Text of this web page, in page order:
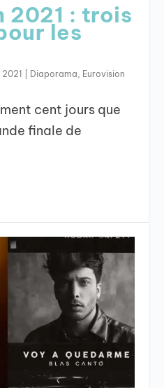
2021 : trois
les
2021 Diaporama Eurovision
cent jours que
finale de